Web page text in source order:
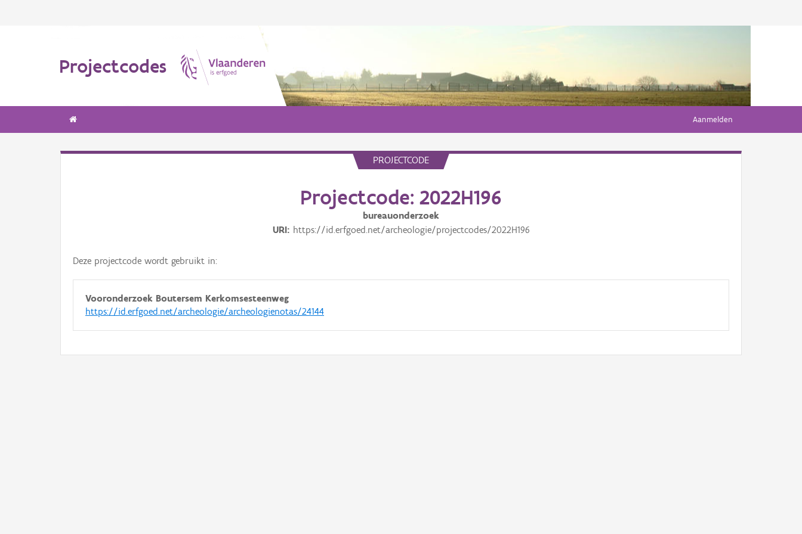
Projectcodes
Aanmelden
PROJECTCODE
Projectcode: 2022H196
bureauonderzoek
URI
https://id.erfgoed.net/archeologie/projectcodes/2022H196
Deze projectcode wordt gebruikt in:
Vooronderzoek Boutersem Kerkomsesteenweg
https://id.erfgoed.net/archeologie/archeologienotas/24144